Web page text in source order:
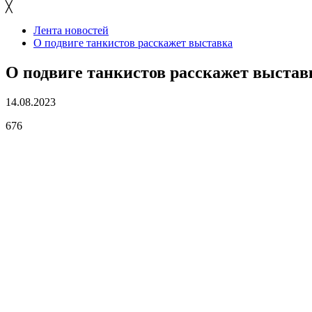
╳
Лента новостей
О подвиге танкистов расскажет выставка
О подвиге танкистов расскажет
14.08.2023
676